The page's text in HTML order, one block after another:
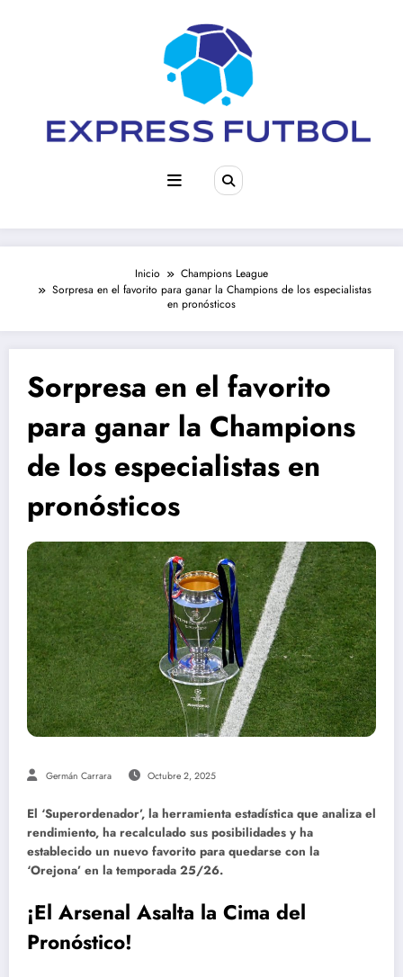
Inicio
Champions League
Sorpresa en el favorito para ganar la Champions de los especialistas
en pronósticos
Sorpresa en el favorito
para ganar la Champions
de los especialistas en
pronósticos
Germán Carrara Octubre 2, 2025
El ‘Superordenador’, la herramienta estadística que analiza el
rendimiento, ha recalculado sus posibilidades y ha
establecido un nuevo favorito para quedarse con la
‘Orejona’ en la temporada 25/26.
¡El Arsenal Asalta la Cima del
Pronóstico!